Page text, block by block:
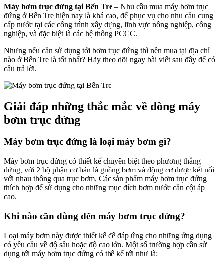
Máy bơm trục đứng tại Bến Tre – Nhu cầu mua máy bơm trục
đứng ở Bến Tre hiện nay là khá cao, để phục vụ cho nhu cầu cung
cấp nước tại các công trình xây dựng, lĩnh vực nông nghiệp, công
nghiệp, và đặc biệt là các hệ thống PCCC.
Nhưng nếu cần sử dụng tới bơm trục đứng thì nên mua tại địa chỉ
nào ở Bến Tre là tốt nhất? Hãy theo dõi ngay bài viết sau đây để có
câu trả lời.
Giải đáp những thắc mắc về dòng máy
bơm trục đứng
Máy bơm trục đứng là loại máy bơm gì?
Máy bơm trục đứng có thiết kế chuyên biệt theo phương thẳng
đứng, với 2 bộ phận cơ bản là guồng bơm và động cơ được kết nối
với nhau thông qua trục bơm. Các sản phẩm máy bơm trục đứng
thích hợp để sử dụng cho những mục đích bơm nước cần cột áp
cao.
Khi nào cần dùng đến máy bơm trục đứng?
Loại máy bơm này được thiết kế để đáp ứng cho những ứng dụng
có yêu cầu về độ sâu hoặc độ cao lớn. Một số trường hợp cần sử
dụng tới máy bơm trục đứng có thể kể tới như là: